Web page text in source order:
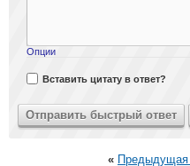
Опции
Вставить цитату в ответ?
« Предыдущая